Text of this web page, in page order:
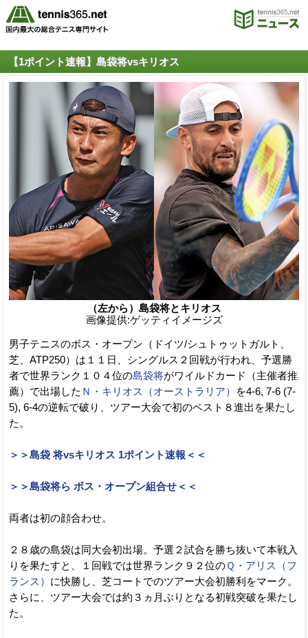
【1ポイント速報】島袋将vsキリオス
（左から）島袋将とキリオス
画像提供:ゲッティイメージズ
男子テニスのボス・オープン（ドイツ/シュトゥットガルト、
芝、ATP250）は１１日、シングルス２回戦が行われ、予選勝
者で世界ランク１０４位の島袋将がワイルドカード（主催者推
薦）で出場した Ｎ・キリオス（オーストラリア）
を4-6, 7-6 (7-
5), 6-4の逆転で破り、ツアー大会で初のベスト８進出を果たし
た。
＞＞島袋 将vsキリオス 1ポイント速報＜＜
＞＞島袋将ら ボス・オープン組合せ＜＜
両者は初の顔合わせ。
２８歳の島袋は同大会初出場。予選２試合を勝ち抜いて本戦入
りを果たすと、１回戦では世界ランク９２位のＱ・アリス（フ
ランス） に快勝し、芝コートでのツアー大会初勝利をマーク。
さらに、ツアー大会では約３ヵ月ぶりとなる初戦突破を果たし
た。